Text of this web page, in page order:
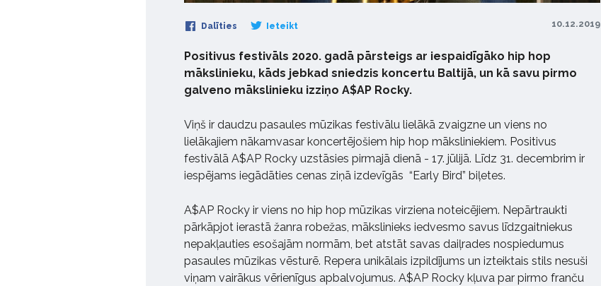
Dalīties Ieteikt 10.12.2019
Positivus festivāls 2020. gadā pārsteigs ar iespaidīgāko hip hop
mākslinieku, kāds jebkad sniedzis koncertu Baltijā, un kā savu pirmo
galveno mākslinieku izziņo A$AP Rocky.
Viņš ir daudzu pasaules mūzikas festivālu lielākā zvaigzne un viens no
lielākajiem nākamvasar koncertējošiem hip hop māksliniekiem. Positivus
festivālā A$AP Rocky uzstāsies pirmajā dienā - 17. jūlijā. Līdz 31. decembrim ir
iespējams iegādāties cenas ziņā izdevīgās “Early Bird” biļetes.
A$AP Rocky ir viens no hip hop mūzikas virziena noteicējiem. Nepārtraukti
pārkāpjot ierastā žanra robežas, mākslinieks iedvesmo savus līdzgaitniekus
nepakļauties esošajām normām, bet atstāt savas daiļrades nospiedumus
pasaules mūzikas vēsturē. Repera unikālais izpildījums un izteiktais stils nesuši
viņam vairākus vērienīgus apbalvojumus. A$AP Rocky kļuva par pirmo franču